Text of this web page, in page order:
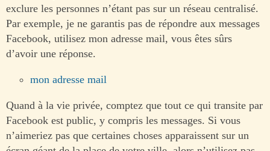
exclure les personnes n’étant pas sur un réseau centralisé.
Par exemple, je ne garantis pas de répondre aux messages
Facebook, utilisez mon adresse mail, vous êtes sûrs
d’avoir une réponse.
mon adresse mail
Quand à la vie privée, comptez que tout ce qui transite par
Facebook est public, y compris les messages. Si vous
n’aimeriez pas que certaines choses apparaissent sur un